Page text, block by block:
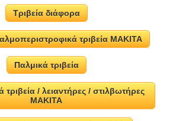
Τριβεία διάφορα
τριβεία MAKITA
Παλμικά τριβεία
τριβεία / λειαντήρες / στιλβωτήρες
MAKITA